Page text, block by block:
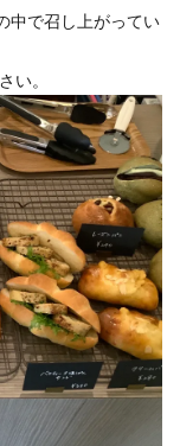
中で召し上がってい
い。